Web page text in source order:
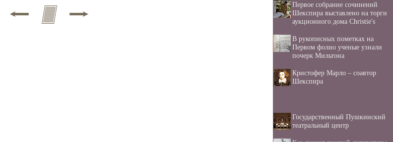
Первое собрание сочинений
Шекспира выставлено на торги
аукционного дома Christie's
В рукописных пометках на
Первом фолио ученые узнали
почерк Мильтона
Кристофер Марло – соавтор
Шекспира
Государственный Пушкинский
театральный центр